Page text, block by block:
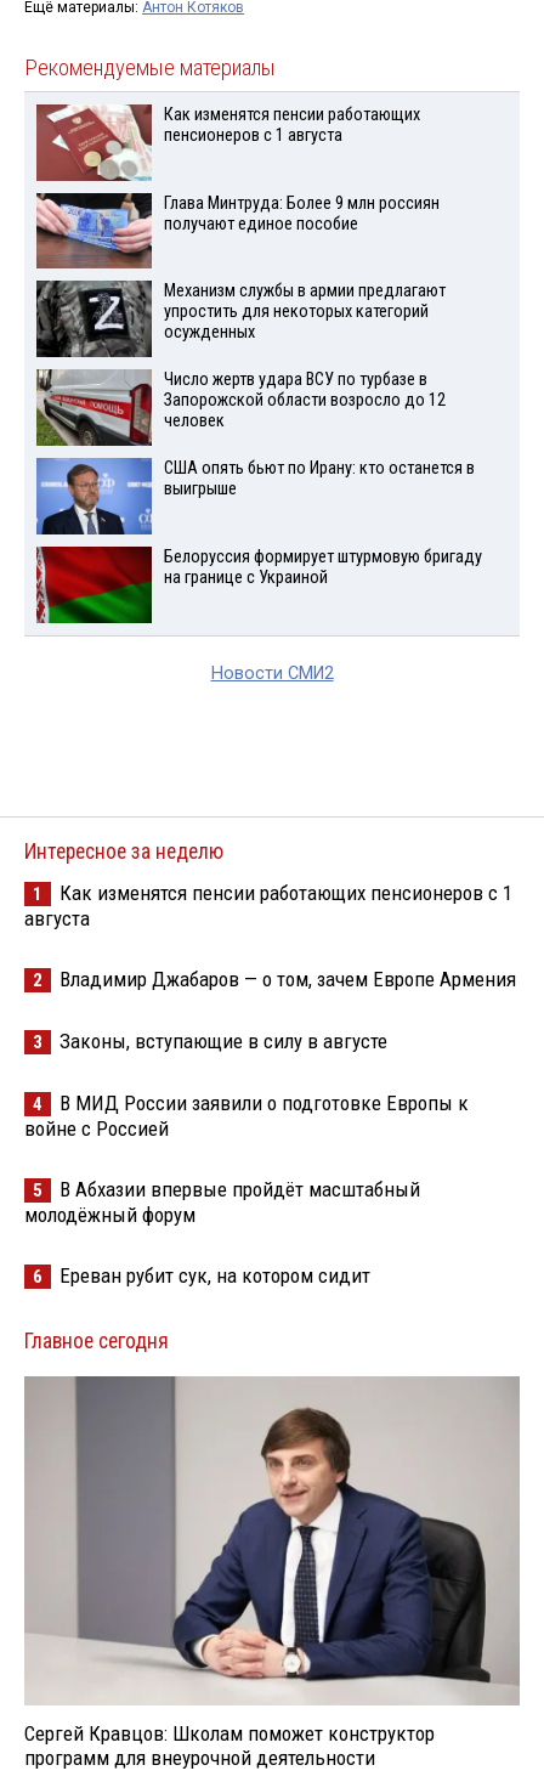
Ещё материалы: Антон Котяков
Рекомендуемые материалы
Как изменятся пенсии работающих
пенсионеров с 1 августа
Глава Минтруда: Более 9 млн россиян
получают единое пособие
Механизм службы в армии предлагают
упростить для некоторых категорий
осужденных
Число жертв удара ВСУ по турбазе в
Запорожской области возросло до 12
человек
США опять бьют по Ирану: кто останется в
выигрыше
Белоруссия формирует штурмовую бригаду
на границе с Украиной
Новости СМИ2
Интересное за неделю
1
Как изменятся пенсии работающих пенсионеров с 1
августа
2 Владимир Джабаров — о том, зачем Европе Армения
3 Законы, вступающие в силу в августе
4
В МИД России заявили о подготовке Европы к
войне с Россией
5
В Абхазии впервые пройдёт масштабный
молодёжный форум
6 Ереван рубит сук, на котором сидит
Главное сегодня
Сергей Кравцов: Школам поможет конструктор
программ для внеурочной деятельности